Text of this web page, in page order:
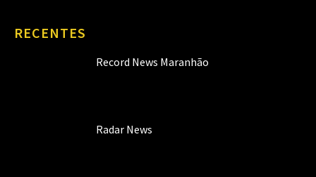
RECENTES
Record News Maranhão
Radar News